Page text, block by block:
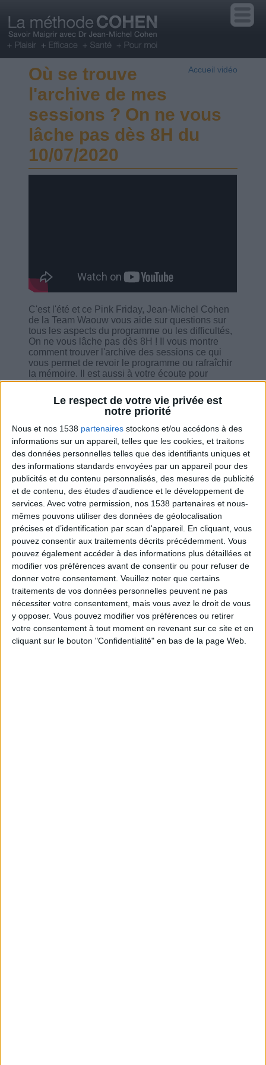
Le respect de votre vie privée est
notre priorité
Nous et nos 1538 partenaires stockons et/ou accédons à des
informations sur un appareil, telles que les cookies, et traitons
des données personnelles telles que des identifiants uniques et
des informations standards envoyées par un appareil pour des
publicités et du contenu personnalisés, des mesures de publicité
et de contenu, des études d'audience et le développement de
services. Avec votre permission, nos 1538 partenaires et nous-
mêmes pouvons utiliser des données de géolocalisation
précises et d’identification par scan d'appareil. En cliquant, vous
pouvez consentir aux traitements décrits précédemment. Vous
pouvez également accéder à des informations plus détaillées et
modifier vos préférences avant de consentir ou pour refuser de
donner votre consentement. Veuillez noter que certains
traitements de vos données personnelles peuvent ne pas
nécessiter votre consentement, mais vous avez le droit de vous
y opposer. Vous pouvez modifier vos préférences ou retirer
votre consentement à tout moment en revenant sur ce site et en
cliquant sur le bouton "Confidentialité" en bas de la page Web.
Accueil vidéo
Où se trouve
l'archive de mes
sessions ? On ne vous
lâche pas dès 8H du
10/07/2020
C'est l'été et ce Pink Friday, Jean-Michel Cohen
de la Team Waouw vous aide sur questions sur
tous les aspects du programme ou les difficultés,
On ne vous lâche pas dès 8H ! Il vous montre
comment trouver l'archive des sessions ce qui
vous permet de revoir le programme ou rafraîchir
la mémoire. Il est aussi à votre écoute pour
vérifier si tout se passe bien et vous donne ses
astuces judicieuse pour vous aider à bien suivre
le programme.
Combien de kilos souhaitez-vous perdre ?
Moins de
5 kilos
De 5 à 10
kilos
Plus de
10 kilos
Service-client & Motivation Voir tout
Les équipes du Service-client et de la
Communauté Savoir Maigrir vous aident
chaque semaine à vous rapprocher
sereinement de votre objectif minceur.